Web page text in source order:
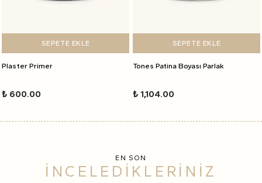
SEPETE EKLE
Plaster Primer
₺ 600.00
SEPETE EKLE
Tones Patina Boyası Parlak
₺ 1,104.00
EN SON
İNCELEDİKLERİNİZ